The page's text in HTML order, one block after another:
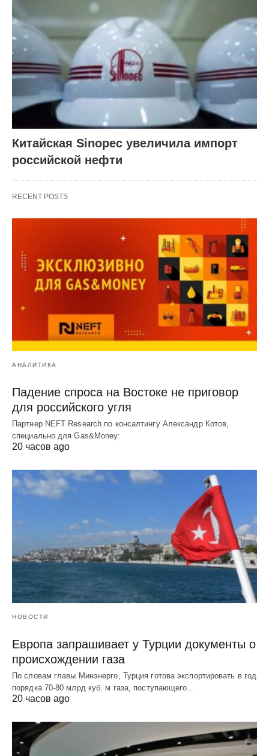
Китайская Sinopec увеличила импорт
российской нефти
RECENT POSTS
АНАЛИТИКА
Падение спроса на Востоке не приговор
для российского угля
Партнер NEFT Research по консалтингу Александр Котов,
специально для Gas&Money:
20 часов ago
НОВОСТИ
Европа запрашивает у Турции документы о
происхождении газа
По словам главы Минэнерго, Турция готова экспортировать в год
порядка 70-80 млрд куб. м газа, поступающего…
20 часов ago